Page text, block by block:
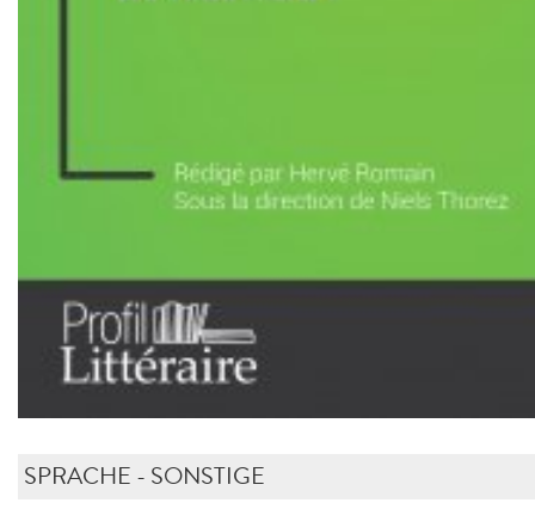
SPRACHE - SONSTIGE